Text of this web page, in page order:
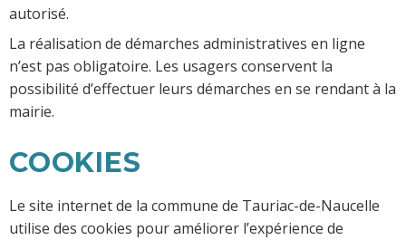
autorisé.
La réalisation de démarches administratives en ligne
n’est pas obligatoire. Les usagers conservent la
possibilité d’effectuer leurs démarches en se rendant à la
mairie.
COOKIES
Le site internet de la commune de Tauriac-de-Naucelle
utilise des cookies pour améliorer l’expérience de